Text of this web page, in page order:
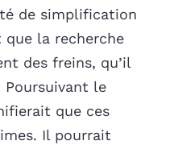
de simplification
que la recherche
des freins, qu’il
Poursuivant le
que ces
Il pourrait